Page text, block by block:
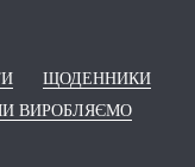
ЩОДЕННИКИ
ВИРОБЛЯЄМО